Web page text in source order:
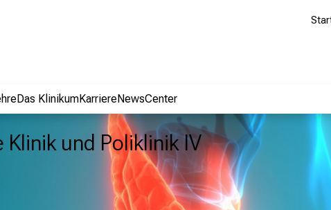
Das KlinikumKarriereNewsCenter
und Poliklinik IV